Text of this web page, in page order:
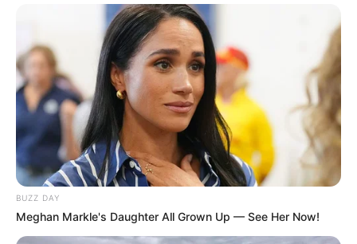
BUZZ DAY
Meghan Markle's Daughter All Grown Up — See Her Now!